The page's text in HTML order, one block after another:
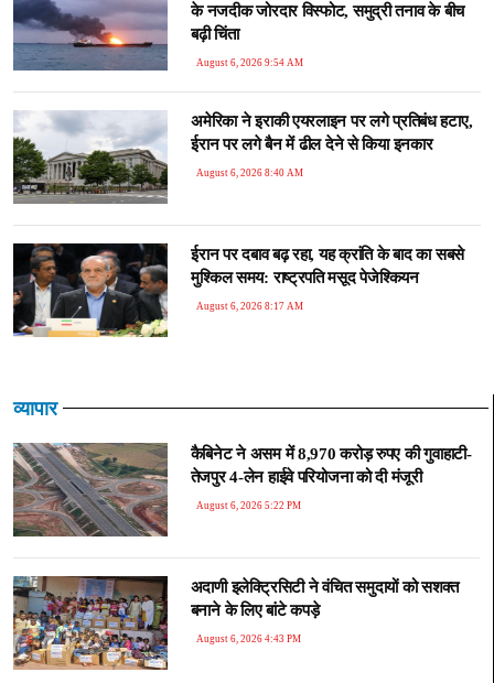
के नजदीक जोरदार विस्फोट, समुद्री तनाव के बीच
बढ़ी चिंता
August 6, 2026 9:54 AM
अमेरिका ने इराकी एयरलाइन पर लगे प्रतिबंध हटाए,
ईरान पर लगे बैन में ढील देने से किया इनकार
August 6, 2026 8:40 AM
ईरान पर दबाव बढ़ रहा, यह क्रांति के बाद का सबसे
मुश्किल समय: राष्ट्रपति मसूद पेजेश्कियन
August 6, 2026 8:17 AM
व्यापार
कैबिनेट ने असम में 8,970 करोड़ रुपए की गुवाहाटी-
तेजपुर 4-लेन हाईवे परियोजना को दी मंजूरी
August 6, 2026 5:22 PM
अदाणी इलेक्ट्रिसिटी ने वंचित समुदायों को सशक्त
बनाने के लिए बांटे कपड़े
August 6, 2026 4:43 PM